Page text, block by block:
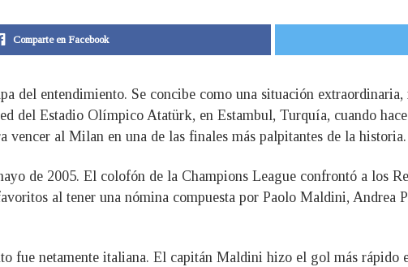
Comparte en Facebook
del entendimiento. Se concibe como una situación
del Estadio Olímpico Atatürk, en Estambul, Turquía, cuando
vencer al Milan en una de las finales más palpitantes de la historia.
de 2005. El colofón de la Champions League confrontó a los
al tener una nómina compuesta por Paolo Maldini, Andrea
fue netamente italiana. El capitán Maldini hizo el gol más